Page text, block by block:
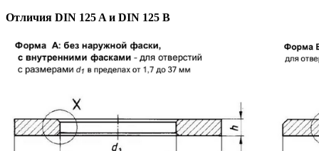
Отличия DIN 125 A и DIN 125 B